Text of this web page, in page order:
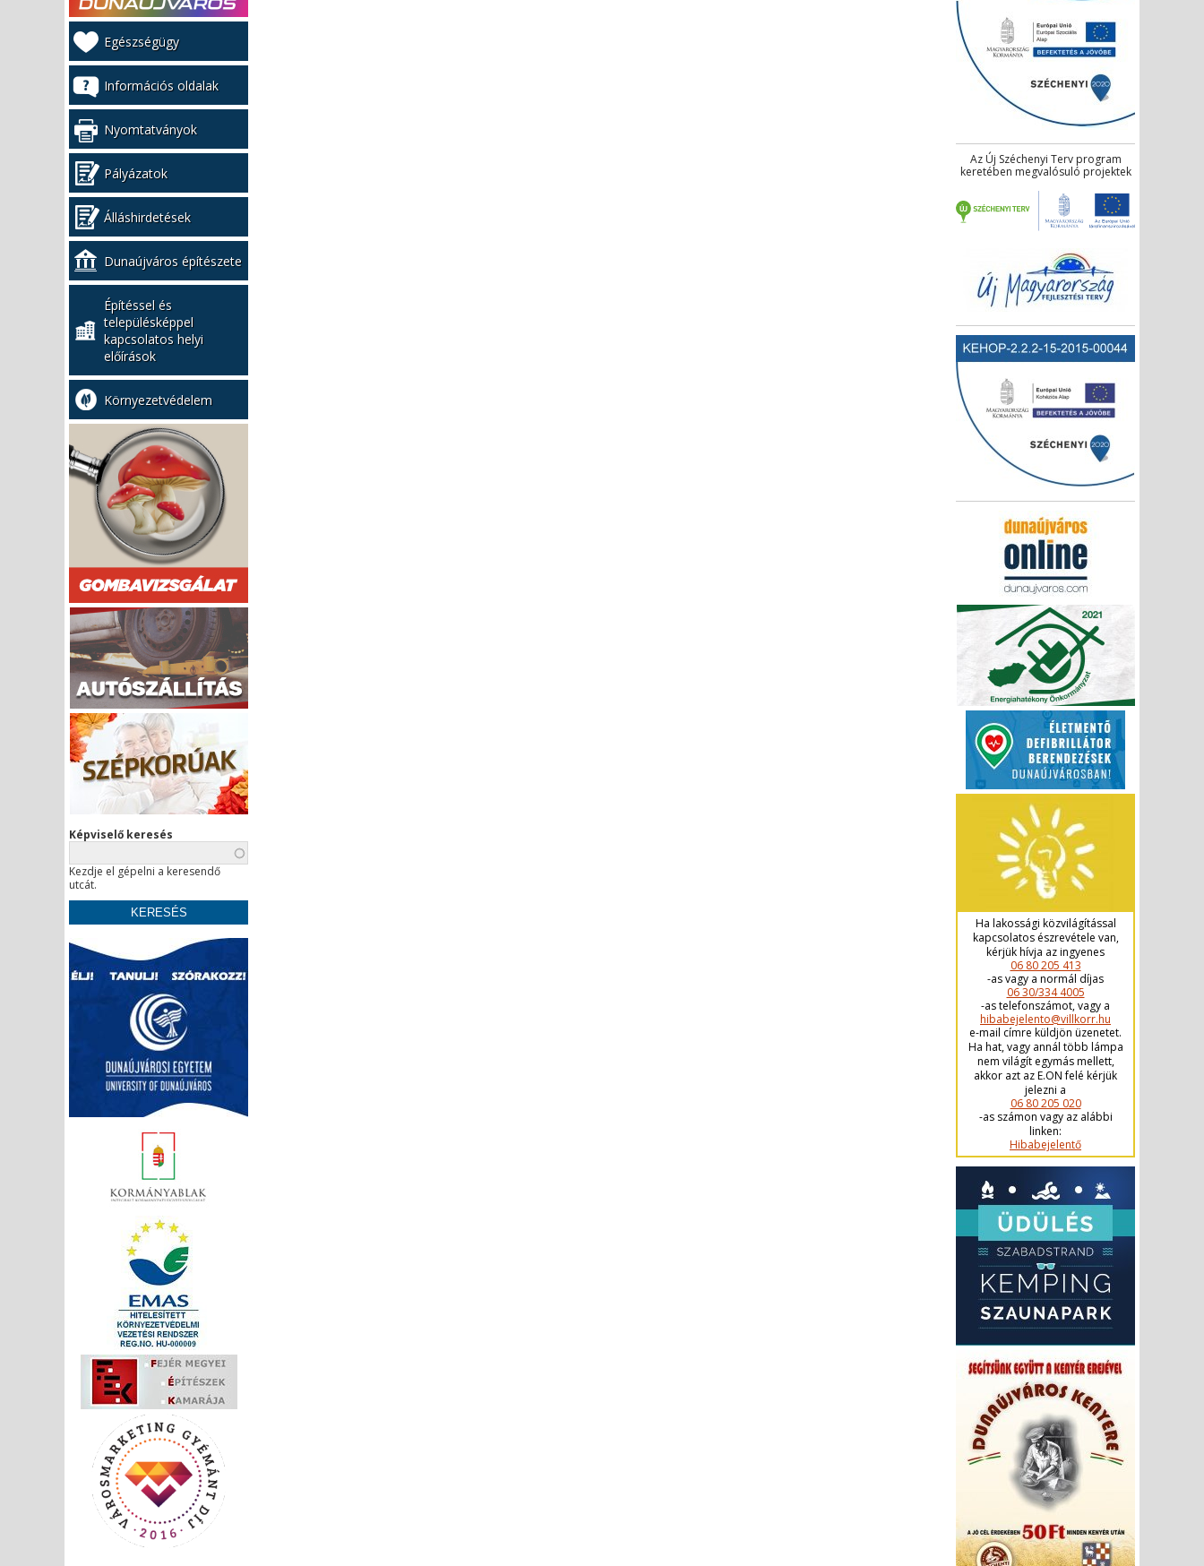
Kiemelt
bal
menü
Egészségügy
Információs oldalak
Nyomtatványok
Pályázatok
Álláshirdetések
Dunaújváros építészete
Építéssel és
településképpel
kapcsolatos helyi
előírások
Környezetvédelem
Képviselő keresés
Kezdje el gépelni a keresendő
utcát.
Az Új Széchenyi Terv program
keretében megvalósuló projektek
Ha lakossági közvilágítással
kapcsolatos észrevétele van,
kérjük hívja az ingyenes
06 80 205 413
-as vagy a normál díjas
06 30/334 4005
-as telefonszámot, vagy a
hibabejelento@villkorr.hu
e-mail címre küldjön üzenetet.
Ha hat, vagy annál több lámpa
nem világít egymás mellett,
akkor azt az E.ON felé kérjük
jelezni a
06 80 205 020
-as számon vagy az alábbi
linken:
Hibabejelentő